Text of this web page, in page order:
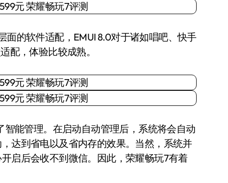
的软件适配，EMUI 8.0对于诸如唱吧、快手
配，体验比较成熟。
能管理。在启动自动管理后，系统将会自动
达到省电以及省内存的效果。当然，系统并
启后会收不到微信。因此，荣耀畅玩7有着